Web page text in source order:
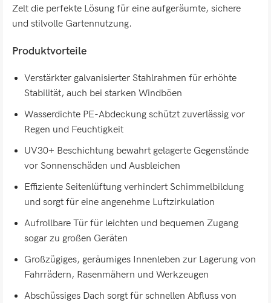
Zelt die perfekte Lösung für eine aufgeräumte, sichere
und stilvolle Gartennutzung.
Produktvorteile
Verstärkter galvanisierter Stahlrahmen für erhöhte
Stabilität, auch bei starken Windböen
Wasserdichte PE-Abdeckung schützt zuverlässig vor
Regen und Feuchtigkeit
UV30+ Beschichtung bewahrt gelagerte Gegenstände
vor Sonnenschäden und Ausbleichen
Effiziente Seitenlüftung verhindert Schimmelbildung
und sorgt für eine angenehme Luftzirkulation
Aufrollbare Tür für leichten und bequemen Zugang
sogar zu großen Geräten
Großzügiges, geräumiges Innenleben zur Lagerung von
Fahrrädern, Rasenmähern und Werkzeugen
Abschüssiges Dach sorgt für schnellen Abfluss von